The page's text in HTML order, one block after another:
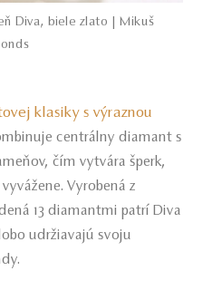
Diva, biele zlato | Mikuš
klasiky s výraznou
centrálny diamant s
čím vytvára šperk,
Vyrobená z
13 diamantmi patrí Diva
udržiavajú svoju